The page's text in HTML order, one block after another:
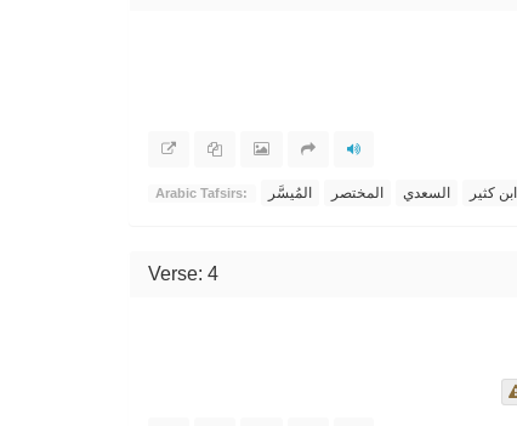
Arabic Tafsirs: المُيسَّر المختصر السعدي ابن كثير
Verse: 4